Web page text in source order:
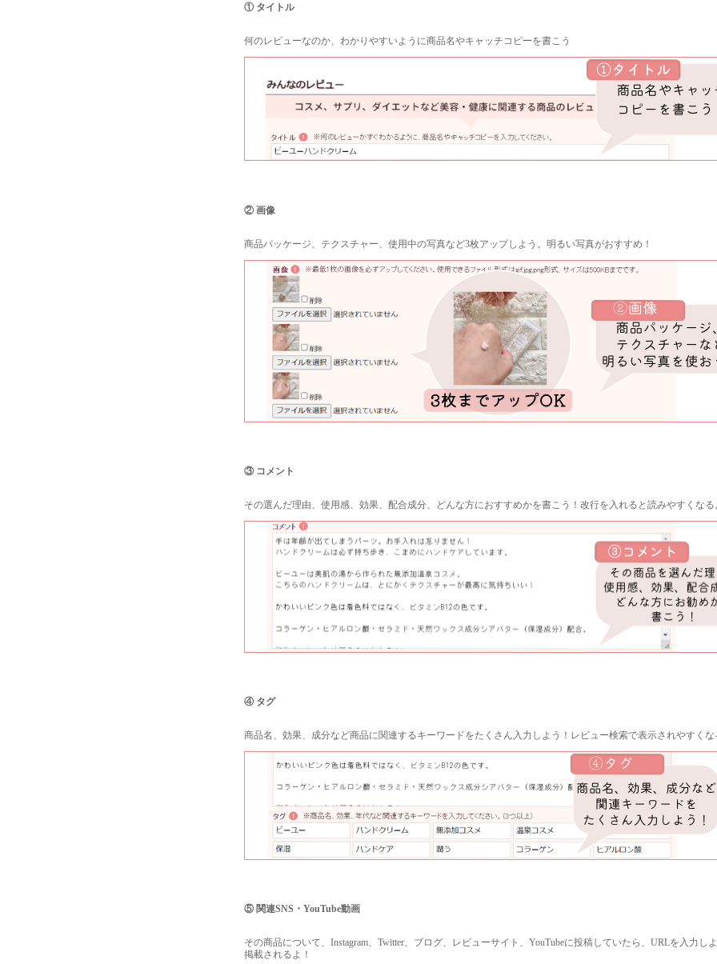
① タイトル
何のレビューなのか、わかりやすいように商品名やキャッチコピーを書こう
② 画像
商品パッケージ、テクスチャー、使用中の写真など3枚アップしよう。明るい写真がおすすめ！
③ コメント
その選んだ理由、使用感、効果、配合成分、どんな方におすすめかを書こう！改行を入れると読みやすくなる
④ タグ
商品名、効果、成分など商品に関連するキーワードをたくさん入力しよう！レビュー検索で表示されやすくな
⑤ 関連SNS・YouTube動画
その商品について、Instagram、Twitter、ブログ、レビューサイト、YouTubeに投稿していたら、URLを入力し
掲載されるよ！